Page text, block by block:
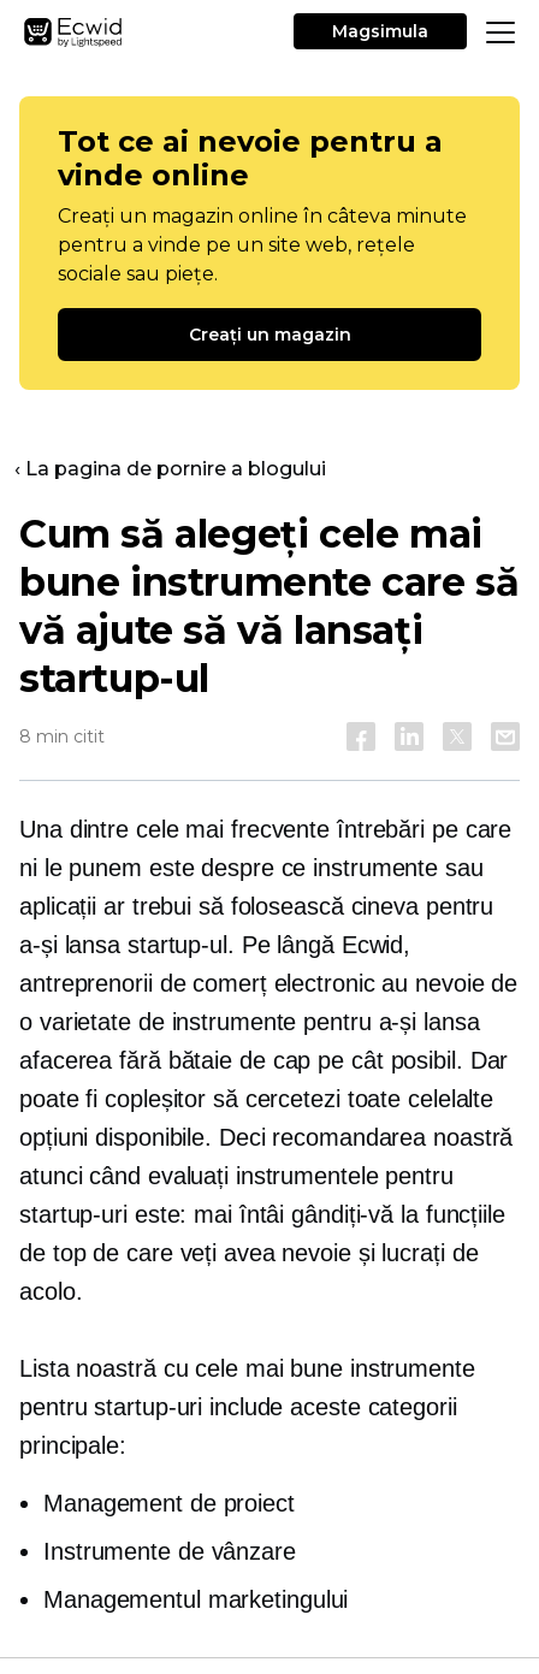
Magsimula
Tot ce ai nevoie pentru a
vinde online
Creați un magazin online în câteva minute
pentru a vinde pe un site web, rețele
sociale sau piețe.
Creați un magazin
‹ La pagina de pornire a blogului
Cum să alegeți cele mai
bune instrumente care să
vă ajute să vă lansați
startup-ul
8 min citit
Una dintre cele mai frecvente întrebări pe care
ni le punem este despre ce instrumente sau
aplicații ar trebui să folosească cineva pentru
a-și lansa startup-ul. Pe lângă Ecwid,
antreprenorii de comerț electronic au nevoie de
o varietate de instrumente pentru a-și lansa
afacereafără bătaie de cap pe cât posibil. Dar
poate fi copleșitor să cercetezi toate celelalte
opțiuni disponibile. Deci recomandarea noastră
atunci când evaluați instrumentele pentru
startup-uri este: mai întâi gândiți-vă la funcțiile
de top de care veți avea nevoie și lucrați de
acolo.
Lista noastră cu cele mai bune instrumente
pentru startup-uri include aceste categorii
principale:
Management de proiect
Instrumente de vânzare
Managementul marketingului